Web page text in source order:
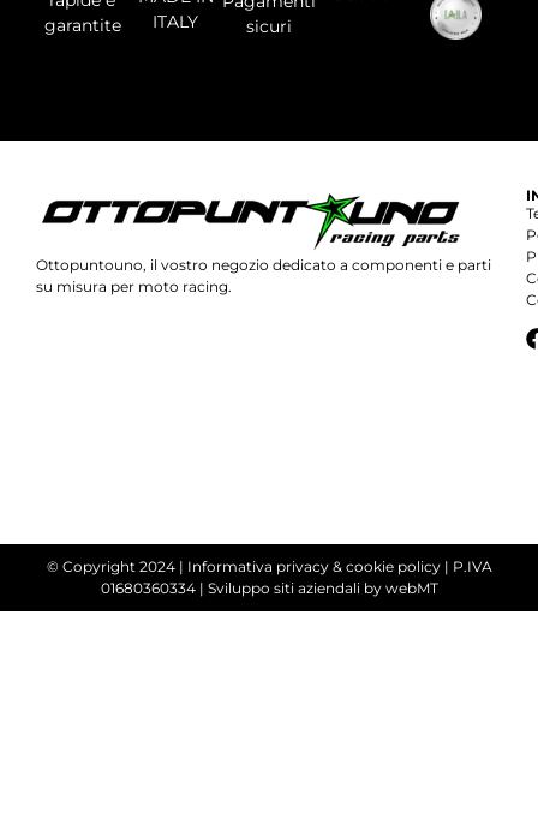
garantite
ITALY
sicuri
Ottopuntouno, il vostro negozio dedicato a componenti e parti
su misura per moto racing.
© Copyright 2024 | Informativa privacy & cookie policy| P.IVA
01680360334 | Sviluppo siti aziendaliby webMT